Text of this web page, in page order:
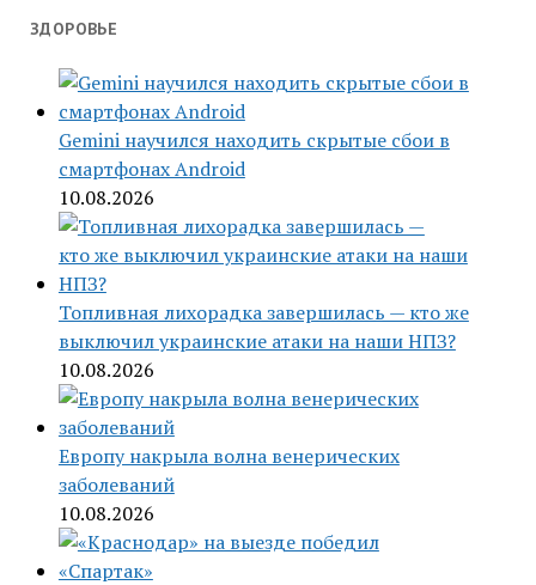
ЗДОРОВЬЕ
Gemini научился находить скрытые сбои в
смартфонах Android
10.08.2026
Топливная лихорадка завершилась — кто же
выключил украинские атаки на наши НПЗ?
10.08.2026
Европу накрыла волна венерических
заболеваний
10.08.2026